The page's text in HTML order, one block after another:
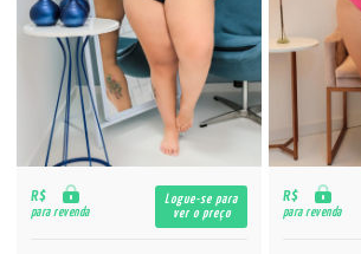
R$
para revenda
Logue-se para
ver o preço
R$
para revenda